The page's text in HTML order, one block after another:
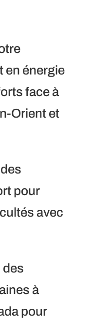
en énergie
face à
Orient et
pour
avec
des
à
pour